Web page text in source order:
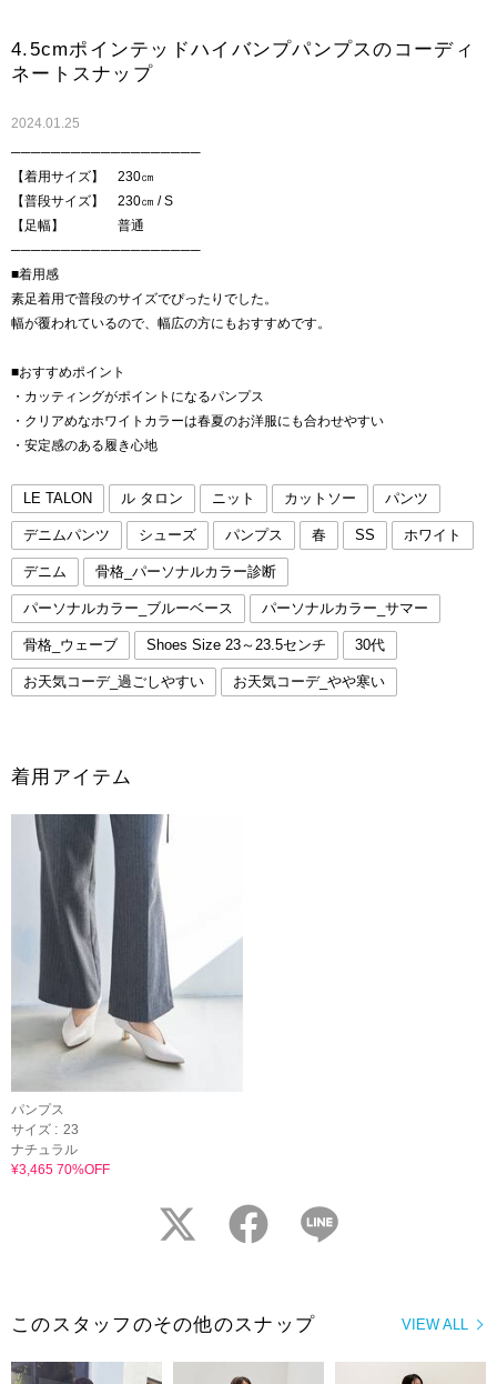
4.5cmポインテッドハイバンプパンプスのコーディ
ネートスナップ
2024.01.25
───────────────────
【着用サイズ】 230㎝
【普段サイズ】 230㎝ / S
【足幅】 普通
───────────────────
■着用感
素足着用で普段のサイズでぴったりでした。
幅が覆われているので、幅広の方にもおすすめです。
■おすすめポイント
・カッティングがポイントになるパンプス
・クリアめなホワイトカラーは春夏のお洋服にも合わせやすい
・安定感のある履き心地
LE TALON ル タロン ニット カットソー パンツ
デニムパンツ シューズ パンプス 春 SS ホワイト
デニム 骨格_パーソナルカラー診断
パーソナルカラー_ブルーベース パーソナルカラー_サマー
骨格_ウェーブ Shoes Size 23～23.5センチ 30代
お天気コーデ_過ごしやすい お天気コーデ_やや寒い
着用アイテム
パンプス
サイズ : 23
ナチュラル
¥3,465 70%OFF
twitter facebook
VIEW ALL
このスタッフのその他のスナップ